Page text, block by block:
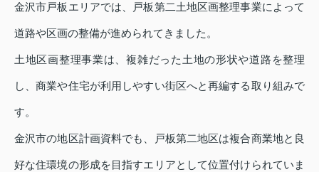
金沢市戸板エリアでは、戸板第二土地区画整理事業によって
道路や区画の整備が進められてきました。
土地区画整理事業は、複雑だった土地の形状や道路を整理
し、商業や住宅が利用しやすい街区へと再編する取り組みで
す。
金沢市の地区計画資料でも、戸板第二地区は複合商業地と良
好な住環境の形成を目指すエリアとして位置付けられていま